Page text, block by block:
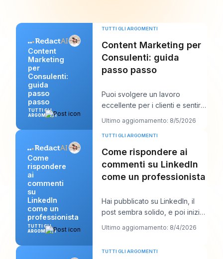
Content
Marketing
per
Consulenti:
guida
passo
passo
TUTTI GLI
ARGOMENTI
TUTTI GLI ARGOMENTI
Content Marketing per
Consulenti: guida
passo passo
Puoi svolgere un lavoro
eccellente per i clienti e sentirti
comunque stranamente
invisibile online.
Ultimo aggiornamento: 8/5/2026
Come
rispondere
ai
commenti
su
LinkedIn
come un
professionista
TUTTI GLI
ARGOMENTI
TUTTI GLI ARGOMENTI
Come rispondere ai
commenti su LinkedIn
come un professionista
Hai pubblicato su LinkedIn, il
post sembra solido, e poi inizia
il lavoro vero. Appaiono alcuni
Ultimo aggiornamento: 8/4/2026
TUTTI GLI ARGOMENTI